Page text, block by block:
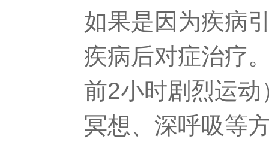
如果是因为疾病
疾病后对症治疗
前2小时剧烈运
冥想、深呼吸等